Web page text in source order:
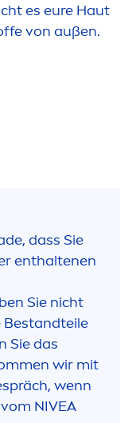
es eure Haut
von außen.
dass Sie
enthaltenen
Sie nicht
Bestandteile
Sie das
men wir mit
wenn
NIVEA